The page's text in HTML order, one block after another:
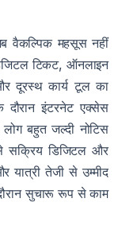
वैकल्पिक महसूस नहीं
टिकट, ऑनलाइन
दूरस्थ कार्य टूल का
दौरान इंटरनेट एक्सेस
बहुत जल्दी नोटिस
सक्रिय डिजिटल और
यात्री तेजी से उम्मीद
सुचारू रूप से काम